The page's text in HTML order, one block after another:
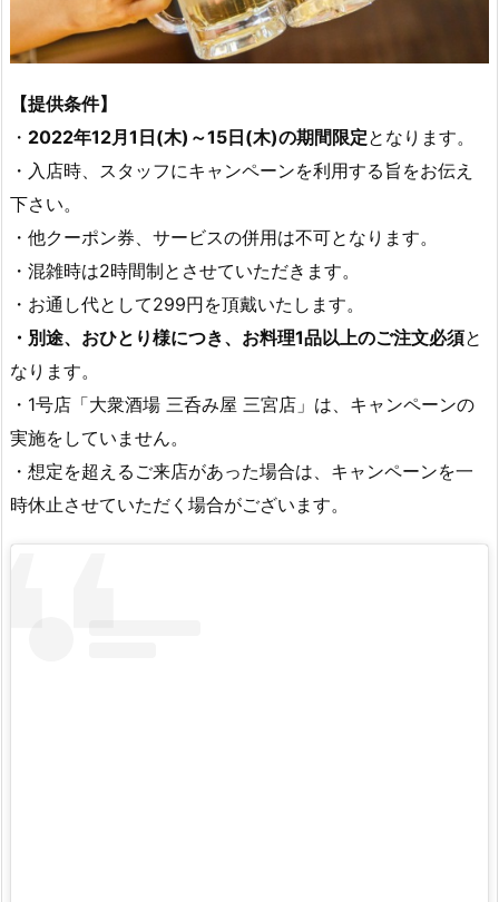
【提供条件】
・ 2022年12月1日(木)～15日(木)の期間限定となります。
・入店時、スタッフにキャンペーンを利用する旨をお伝え
下さい。
・他クーポン券、サービスの併用は不可となります。
・混雑時は2時間制とさせていただきます。
・お通し代として299円を頂戴いたします。
・別途、おひとり様につき、お料理1品以上のご注文必須と
なります。
・1号店「大衆酒場 三呑み屋 三宮店」は、キャンペーンの
実施をしていません。
・想定を超えるご来店があった場合は、キャンペーンを一
時休止させていただく場合がございます。